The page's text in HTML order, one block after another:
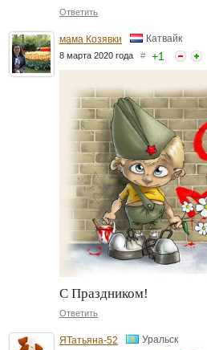
Ответить
мама Козявки Катвайк
8 марта 2020 года # +1
С Праздником!
Ответить
ЯТатьяна-52 Уральск